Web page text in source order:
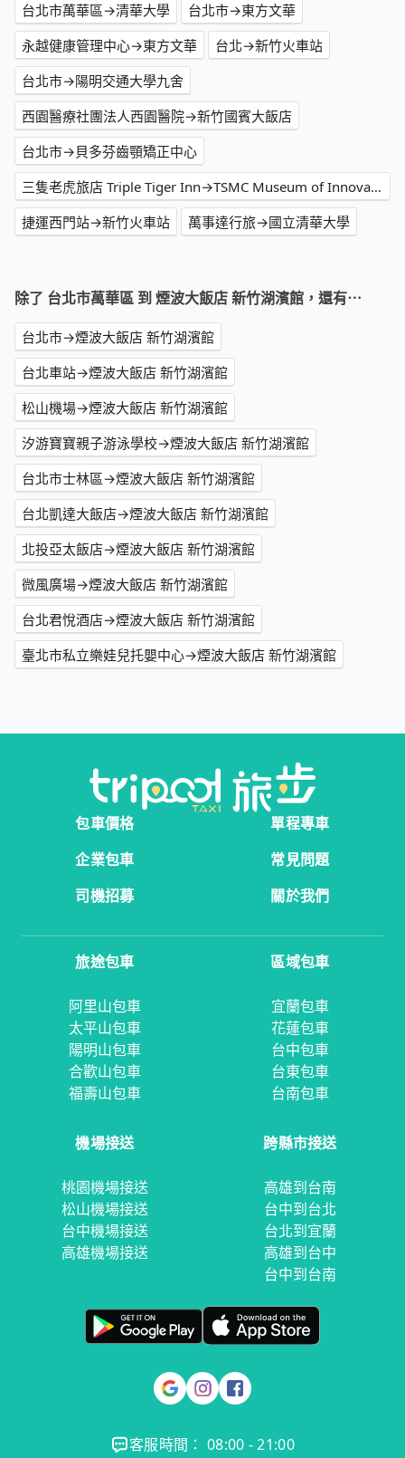
台北市萬華區→清華大學
台北市→東方文華
永越健康管理中心→東方文華
台北→新竹火車站
台北市→陽明交通大學九舍
西園醫療社團法人西園醫院→新竹國賓大飯店
台北市→貝多芬齒顎矯正中心
三隻老虎旅店 Triple Tiger Inn→TSMC Museum of Innovation
捷運西門站→新竹火車站
萬事達行旅→國立清華大學
除了 台北市萬華區 到 煙波大飯店 新竹湖濱館，還有⋯
台北市→煙波大飯店 新竹湖濱館
台北車站→煙波大飯店 新竹湖濱館
松山機場→煙波大飯店 新竹湖濱館
汐游寶寶親子游泳學校→煙波大飯店 新竹湖濱館
台北市士林區→煙波大飯店 新竹湖濱館
台北凱達大飯店→煙波大飯店 新竹湖濱館
北投亞太飯店→煙波大飯店 新竹湖濱館
微風廣場→煙波大飯店 新竹湖濱館
台北君悅酒店→煙波大飯店 新竹湖濱館
臺北市私立樂娃兒托嬰中心→煙波大飯店 新竹湖濱館
包車價格
單程專車
企業包車
常見問題
司機招募
關於我們
旅途包車
阿里山包車
太平山包車
陽明山包車
合歡山包車
福壽山包車
區域包車
宜蘭包車
花蓮包車
台中包車
台東包車
台南包車
機場接送
桃園機場接送
松山機場接送
台中機場接送
高雄機場接送
跨縣市接送
高雄到台南
台中到台北
台北到宜蘭
高雄到台中
台中到台南
客服時間： 08:00 - 21:00